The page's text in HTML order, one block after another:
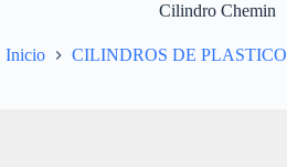
Cilindro Chemin
Inicio CILINDROS DE PLASTICO